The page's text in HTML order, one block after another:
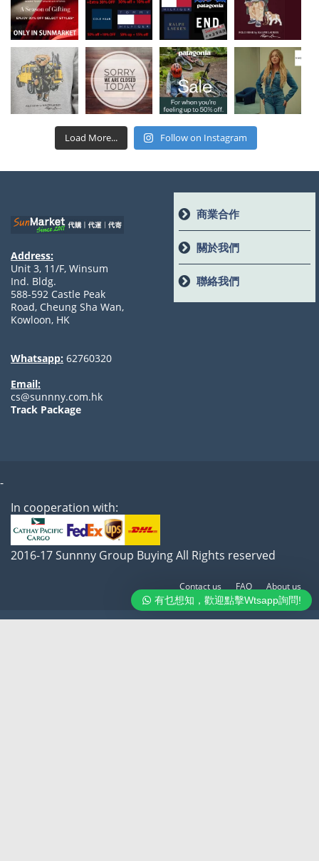
有乜想知，歡迎點擊Wtsapp詢問!
Load More... Follow on Instagram
Address:
Unit 3, 11/F, Winsum
Ind. Bldg.
588-592 Castle Peak
Road, Cheung Sha Wan,
Kowloon, HK
Whatsapp: 62760320
Email:
cs@sunnny.com.hk
Track Package
商業合作
關於我們
聯絡我們
-
In cooperation with:
2016-17 Sunnny Group Buying All Rights reserved
Contact us FAQ About us